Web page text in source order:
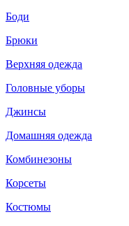
Боди
Брюки
Верхняя одежда
Головные уборы
Джинсы
Домашняя одежда
Комбинезоны
Корсеты
Костюмы